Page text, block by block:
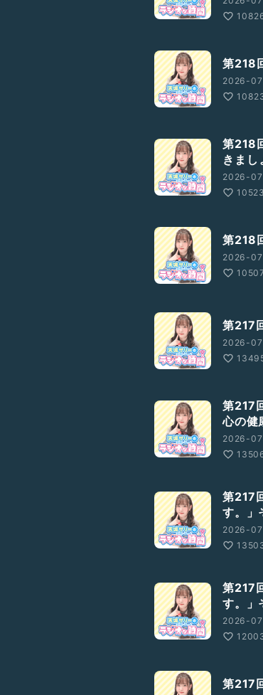
第218
2026-
第218
きまし
2026-
10523
第218
2026-
第217
2026-
第217
心の健
2026-
第217
す。
2026-
第217
す。
2026-
第217